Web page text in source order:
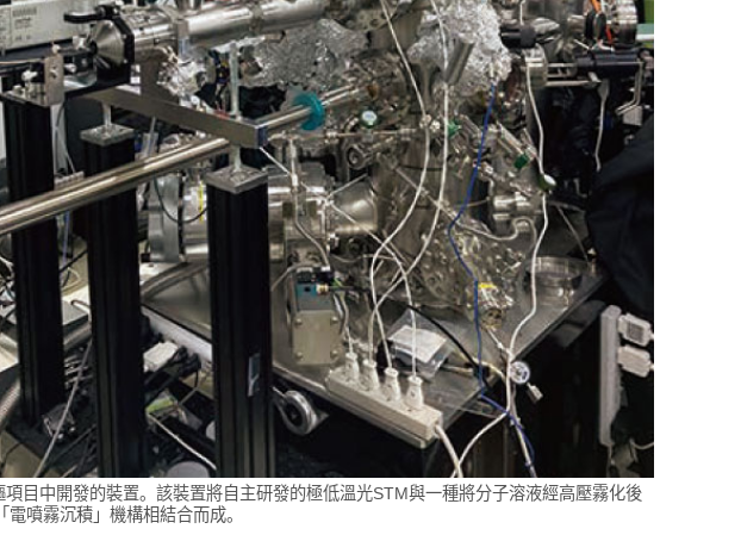
項目中開發的裝置。該裝置將自主研發的極低溫光STM與一種將分子溶液經高壓霧化後
電噴霧沉積」機構相結合而成。